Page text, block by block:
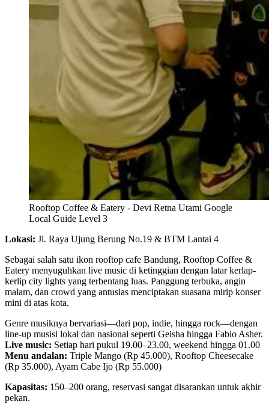
Rooftop Coffee & Eatery - Devi Retna Utami Google
Local Guide Level 3
Lokasi: Jl. Raya Ujung Berung No.19 & BTM Lantai 4
Sebagai salah satu ikon rooftop cafe Bandung, Rooftop Coffee &
Eatery menyuguhkan live music di ketinggian dengan latar kerlap-
kerlip city lights yang terbentang luas. Panggung terbuka, angin
malam, dan crowd yang antusias menciptakan suasana mirip konser
mini di atas kota.
Genre musiknya bervariasi—dari pop, indie, hingga rock—dengan
line-up musisi lokal dan nasional seperti Geisha hingga Fabio Asher.
Live music: Setiap hari pukul 19.00–23.00, weekend hingga 01.00
Menu andalan: Triple Mango (Rp 45.000), Rooftop Cheesecake
(Rp 35.000), Ayam Cabe Ijo (Rp 55.000)
Kapasitas: 150–200 orang, reservasi sangat disarankan untuk akhir
pekan.